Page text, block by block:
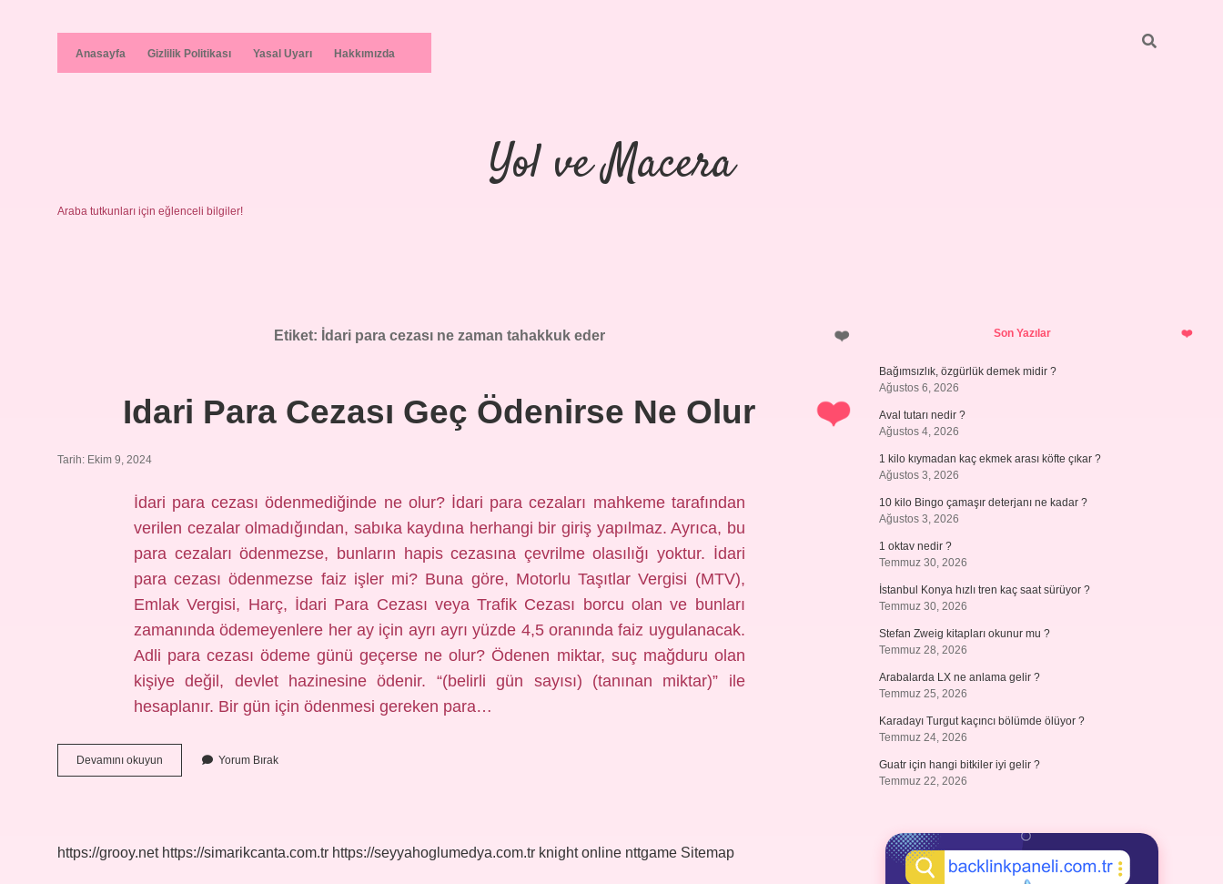
Anasayfa Gizlilik Politikası Yasal Uyarı Hakkımızda
Yol ve Macera
Araba tutkunları için eğlenceli bilgiler!
Etiket: İdari para cezası ne zaman tahakkuk eder
Idari Para Cezası Geç Ödenirse Ne Olur
Tarih: Ekim 9, 2024
İdari para cezası ödenmediğinde ne olur? İdari para cezaları mahkeme tarafından
verilen cezalar olmadığından, sabıka kaydına herhangi bir giriş yapılmaz. Ayrıca, bu
para cezaları ödenmezse, bunların hapis cezasına çevrilme olasılığı yoktur. İdari
para cezası ödenmezse faiz işler mi? Buna göre, Motorlu Taşıtlar Vergisi (MTV),
Emlak Vergisi, Harç, İdari Para Cezası veya Trafik Cezası borcu olan ve bunları
zamanında ödemeyenlere her ay için ayrı ayrı yüzde 4,5 oranında faiz uygulanacak.
Adli para cezası ödeme günü geçerse ne olur? Ödenen miktar, suç mağduru olan
kişiye değil, devlet hazinesine ödenir. “(belirli gün sayısı) (tanınan miktar)” ile
hesaplanır. Bir gün için ödenmesi gereken para…
Devamını okuyun
Para
Olur
Yorum Bırak
https://grooy.net https://simarikcanta.com.tr https://seyyahoglumedya.com.tr knight online nttgame Sitemap
SidebarSon Yazılar
Bağımsızlık, özgürlük demek midir ?
Ağustos 6, 2026
Aval tutarı nedir ?
Ağustos 4, 2026
1 kilo kıymadan kaç ekmek arası köfte çıkar ?
Ağustos 3, 2026
10 kilo Bingo çamaşır deterjanı ne kadar ?
Ağustos 3, 2026
1 oktav nedir ?
Temmuz 30, 2026
İstanbul Konya hızlı tren kaç saat sürüyor ?
Temmuz 30, 2026
Stefan Zweig kitapları okunur mu ?
Temmuz 28, 2026
Arabalarda LX ne anlama gelir ?
Temmuz 25, 2026
Karadayı Turgut kaçıncı bölümde ölüyor ?
Temmuz 24, 2026
Guatr için hangi bitkiler iyi gelir ?
Temmuz 22, 2026